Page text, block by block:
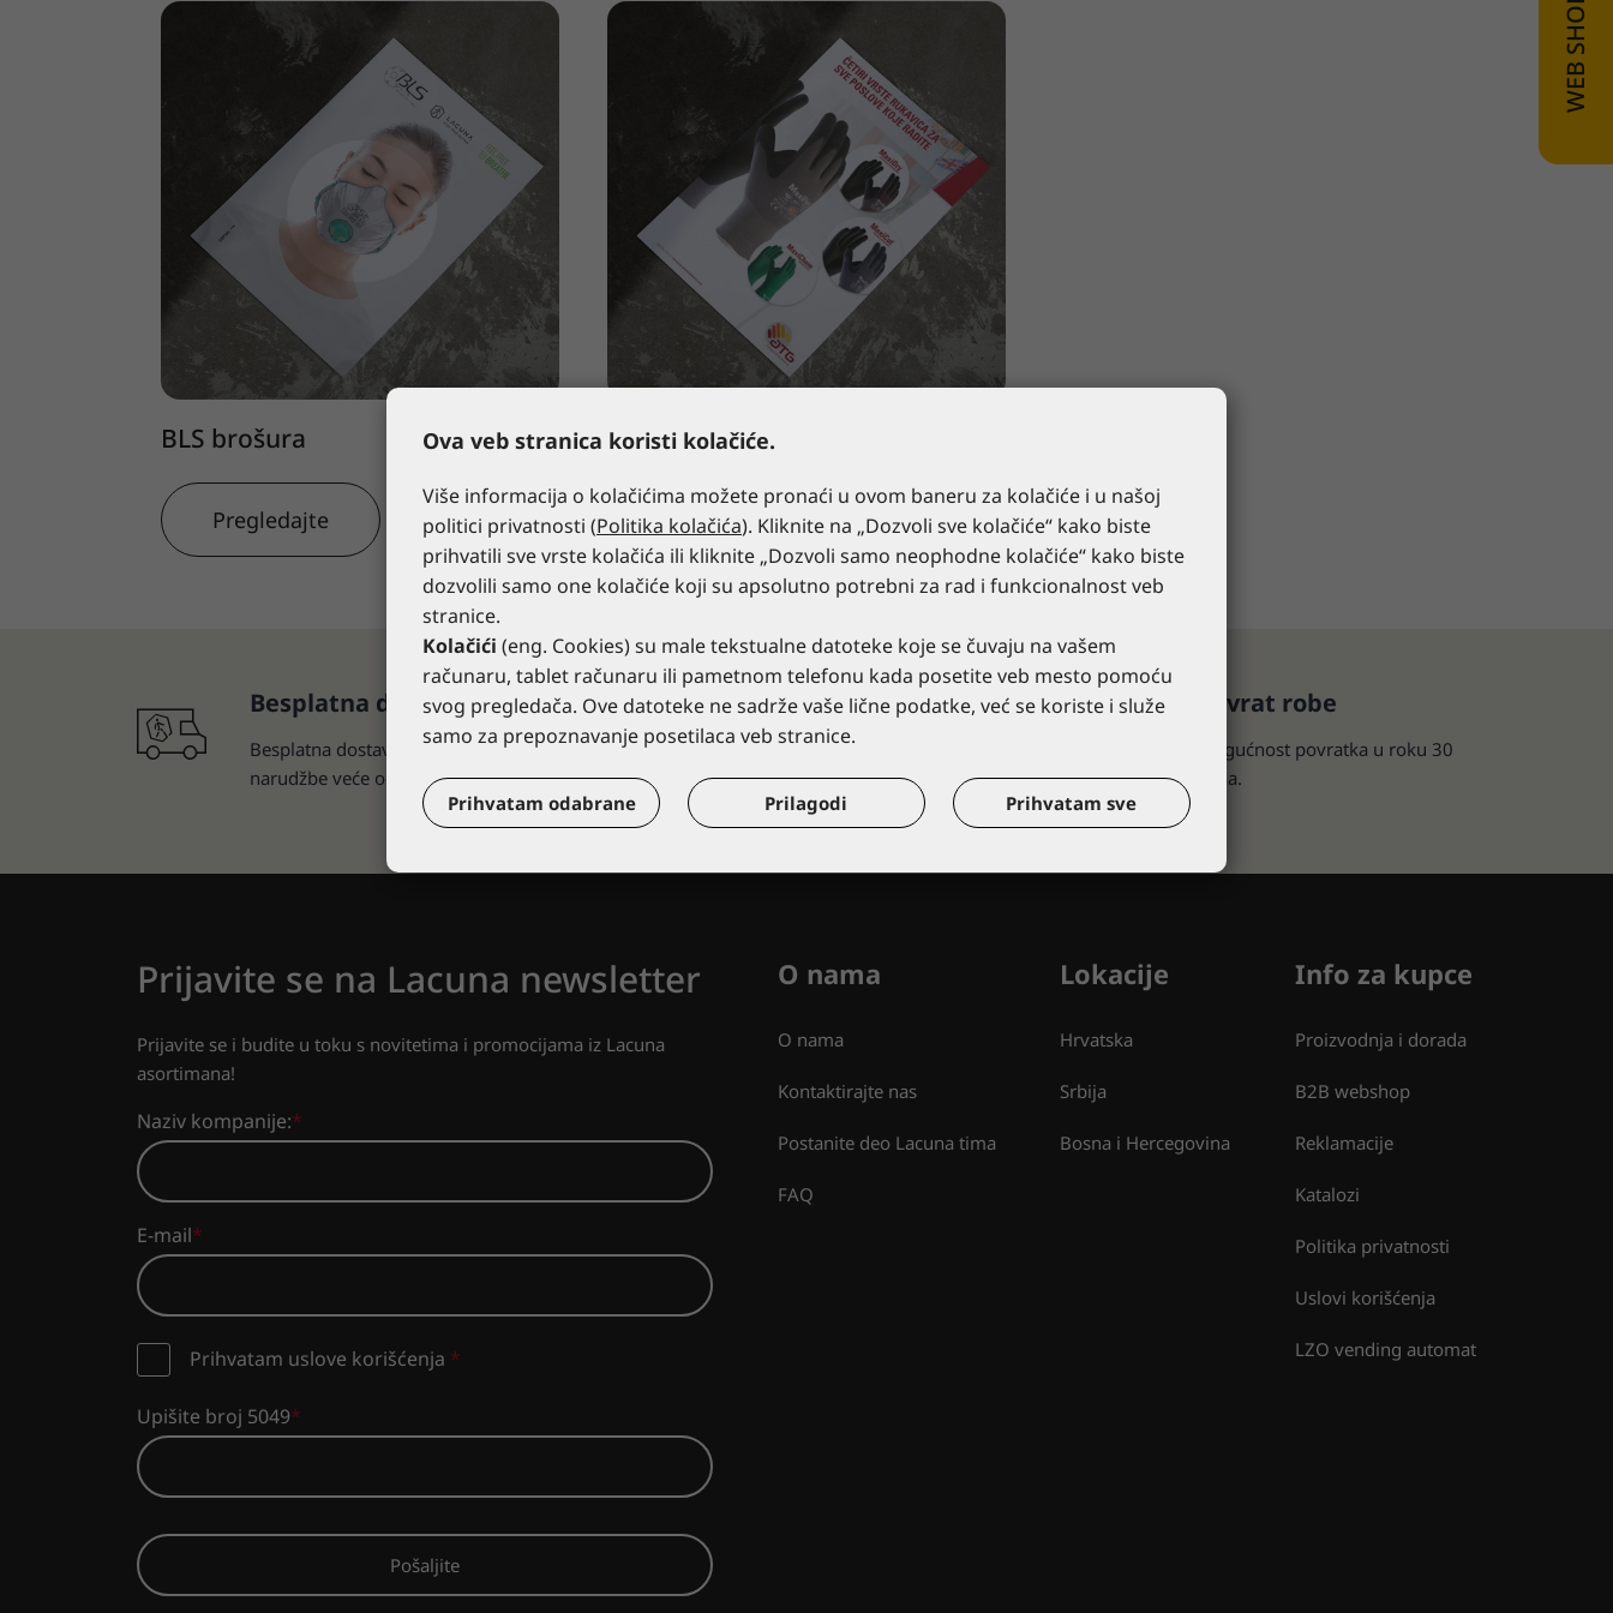
BLS brošura
Pregledajte
ATG brošura
Pregledajte
Besplatna dostava
Besplatna dostava u Srbiji za
narudžbe veće od 15.000 rsd
Brza dostava
Preko 10.000 lagerskih artikala
dostupnih za isporuku u roku 24-48
Povrat robe
Mogućnost povratka u roku 30
dana.
Prijavite se na Lacuna newsletter
Prijavite se i budite u toku s novitetima i promocijama iz Lacuna
asortimana!
Naziv kompanije:
E-mail
Prihvatam uslove korišćenja *
Upišite broj 5049
Pošaljite
O nama
O nama
Kontaktirajte nas
Postanite deo Lacuna tima
FAQ
Lokacije
Hrvatska
Srbija
Bosna i Hercegovina
Info za kupce
Proizvodnja i dorada
B2B webshop
Reklamacije
Katalozi
Politika privatnosti
Uslovi korišćenja
LZO vending automat
Ova veb stranica koristi kolačiće.
Više informacija o kolačićima možete pronaći u ovom baneru za kolačiće i u našoj
politici privatnosti (Politika kolačića). Kliknite na „Dozvoli sve kolačiće“ kako biste
prihvatili sve vrste kolačića ili kliknite „Dozvoli samo neophodne kolačiće“ kako biste
dozvolili samo one kolačiće koji su apsolutno potrebni za rad i funkcionalnost veb
stranice.
Kolačići (eng. Cookies) su male tekstualne datoteke koje se čuvaju na vašem
računaru, tablet računaru ili pametnom telefonu kada posetite veb mesto pomoću
svog pregledača. Ove datoteke ne sadrže vaše lične podatke, već se koriste i služe
samo za prepoznavanje posetilaca veb stranice.
Prihvatam odabrane Prilagodi Prihvatam sve